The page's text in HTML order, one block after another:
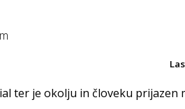
ter je okolju in človeku